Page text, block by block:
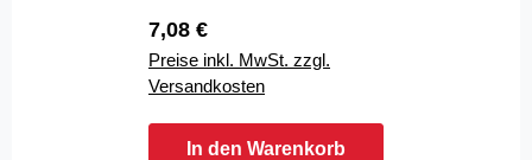
Regulärer Preis:
7,08 €
Preise inkl. MwSt. zzgl.
Versandkosten
In den Warenkorb